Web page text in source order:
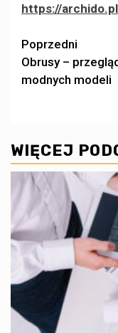
https://
Zobacz
wpisy
Poprzedni
Obrusy –
modnych modeli
WIĘCEJ